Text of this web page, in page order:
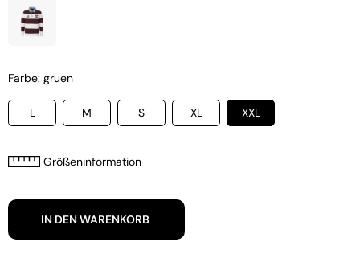
Farbe: gruen
L M S XL XXL
Größeninformation
IN DEN WARENKORB